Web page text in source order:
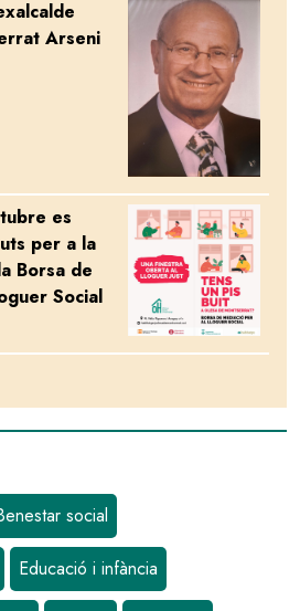
Arseni
Image
es
per a la
Borsa de
Social
Image
social
Educació i infància